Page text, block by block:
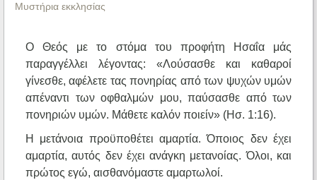
Μυστήρια εκκλησίας
Ο Θεός με το στόμα του προφήτη Ησαΐα μάς
παραγγέλλει λέγοντας: «Λούσασθε και καθαροί
γίνεσθε, αφέλετε τας πονηρίας από των ψυχών υμών
απέναντι των οφθαλμών μου, παύσασθε από των
πονηριών υμών. Μάθετε καλόν ποιείν» (Ησ. 1:16).
Η μετάνοια προϋποθέτει αμαρτία. Όποιος δεν έχει
αμαρτία, αυτός δεν έχει ανάγκη μετανοίας. Όλοι, και
πρώτος εγώ, αισθανόμαστε αμαρτωλοί.